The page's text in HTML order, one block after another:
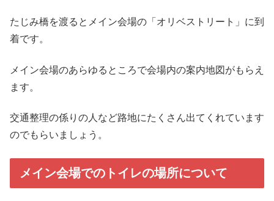
たじみ橋を渡るとメイン会場の「オリベストリート」に到
着です。
メイン会場のあらゆるところで会場内の案内地図がもらえ
ます。
交通整理の係りの人など路地にたくさん出てくれています
のでもらいましょう。
メイン会場でのトイレの場所について